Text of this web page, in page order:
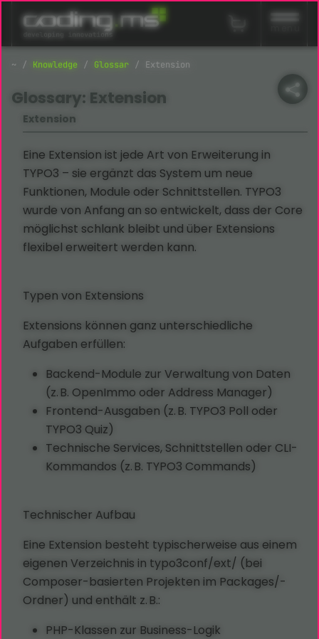
Navigation überspringen
Knowledge Glossar Extension
Glossary: Extension
Extension
Eine Extension ist jede Art von Erweiterung in
TYPO3 – sie ergänzt das System um neue
Funktionen, Module oder Schnittstellen. TYPO3
wurde von Anfang an so entwickelt, dass der Core
möglichst schlank bleibt und über Extensions
flexibel erweitert werden kann.
Typen von Extensions
Extensions können ganz unterschiedliche
Aufgaben erfüllen:
Backend-Module zur Verwaltung von Daten
(z. B. OpenImmo oder Address Manager)
Frontend-Ausgaben (z. B. TYPO3 Poll oder
TYPO3 Quiz)
Technische Services, Schnittstellen oder CLI-
Kommandos (z. B. TYPO3 Commands)
Technischer Aufbau
Eine Extension besteht typischerweise aus einem
eigenen Verzeichnis in typo3conf/ext/ (bei
Composer-basierten Projekten im Packages/-
Ordner) und enthält z. B.:
PHP-Klassen zur Business-Logik